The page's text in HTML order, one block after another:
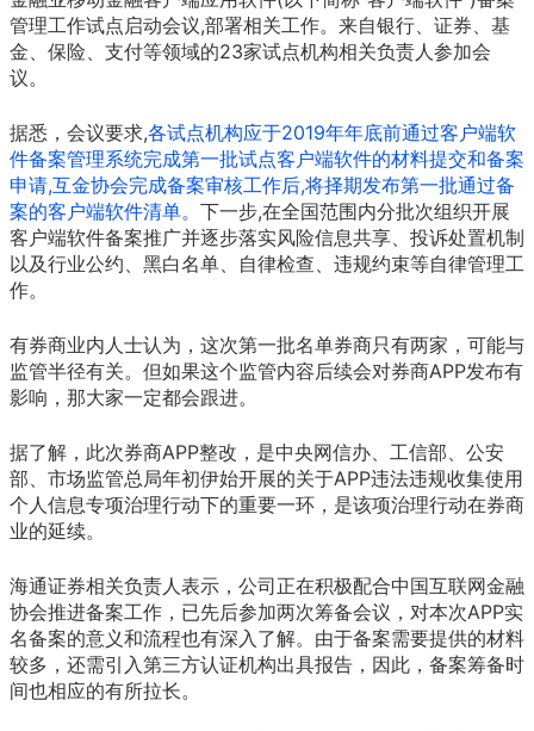
管理工作试点启动会议,部署相关工作。来自银行、证券、基
金、保险、支付等领域的23家试点机构相关负责人参加会
议。
据悉，会议要求,各试点机构应于2019年年底前通过客户端软
件备案管理系统完成第一批试点客户端软件的材料提交和备案
申请,互金协会完成备案审核工作后,将择期发布第一批通过备
案的客户端软件清单。 下一步,在全国范围内分批次组织开展
客户端软件备案推广并逐步落实风险信息共享、投诉处置机制
以及行业公约、黑白名单、自律检查、违规约束等自律管理工
作。
有券商业内人士认为，这次第一批名单券商只有两家，可能与
监管半径有关。但如果这个监管内容后续会对券商APP发布有
影响，那大家一定都会跟进。
据了解，此次券商APP整改，是中央网信办、工信部、公安
部、市场监管总局年初伊始开展的关于APP违法违规收集使用
个人信息专项治理行动下的重要一环，是该项治理行动在券商
业的延续。
海通证券相关负责人表示，公司正在积极配合中国互联网金融
协会推进备案工作，已先后参加两次筹备会议，对本次APP实
名备案的意义和流程也有深入了解。由于备案需要提供的材料
较多，还需引入第三方认证机构出具报告，因此，备案筹备时
间也相应的有所拉长。